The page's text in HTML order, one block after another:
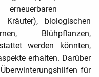
erneuerbaren
biologischen
Blühpflanzen,
werden könnten,
erhalten. Darüber
für